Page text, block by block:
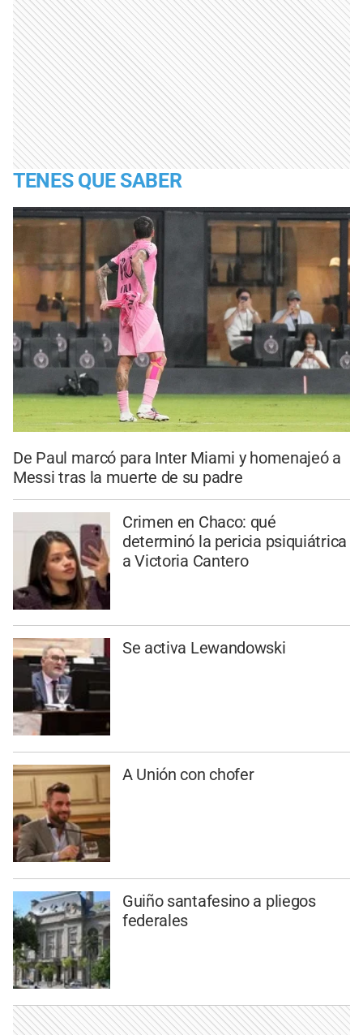
TENES QUE SABER
De Paul marcó para Inter Miami y homenajeó a
Messi tras la muerte de su padre
Crimen en Chaco: qué
determinó la pericia psiquiátrica
a Victoria Cantero
Se activa Lewandowski
A Unión con chofer
Guiño santafesino a pliegos
federales